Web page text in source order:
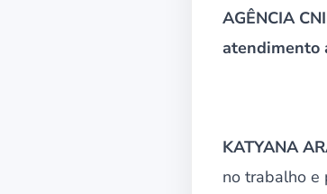
AGÊNCIA
atendimento
KATYANA
no trabalho e